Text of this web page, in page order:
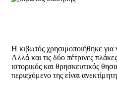
Η κιβωτός χρησιμοποιήθηκε για
Αλλά και τις δύο πέτρινες
ιστορικός και θρησκευτικός
περιεχόμενο της είναι